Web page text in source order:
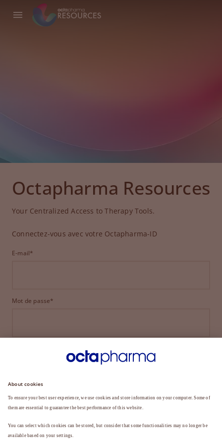
Octapharma Resources
Your Centralized Access to Therapy Tools.
Connectez-vous avec votre Octapharma-ID
E-mail*
Mot de passe*
CONNEXION
MOT DE PASSE OUBLIÉ ?
Vous n'êtes pas encore membre ?